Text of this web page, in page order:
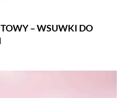
– WSUWKI DO